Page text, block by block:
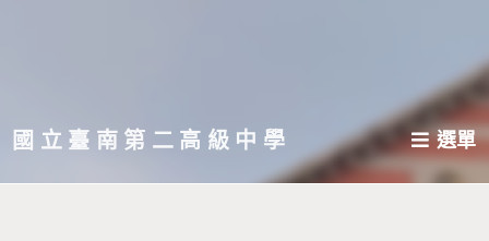
主國立臺南第二高級中學 選單